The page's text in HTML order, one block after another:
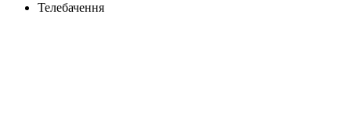
Телебачення